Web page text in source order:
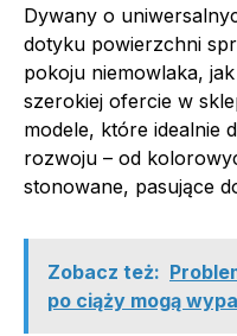
Dywany o
dotyku powierzchni
pokoju niemowlaka,
szerokiej ofercie w
modele, które idealnie
rozwoju – od
stonowane, pasujące
Zobacz też:
po ciąży mogą